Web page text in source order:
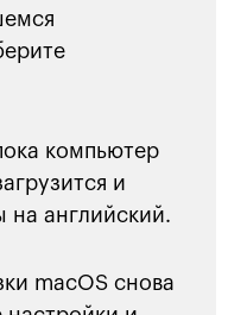
компьютер
и
на английский.
macOS снова